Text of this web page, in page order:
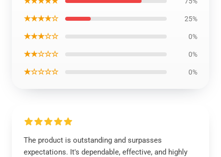
★★★★☆ 25%
★★★☆☆ 0%
★★☆☆☆ 0%
★☆☆☆☆ 0%
The product is outstanding and surpasses
expectations. It's dependable, effective, and highly